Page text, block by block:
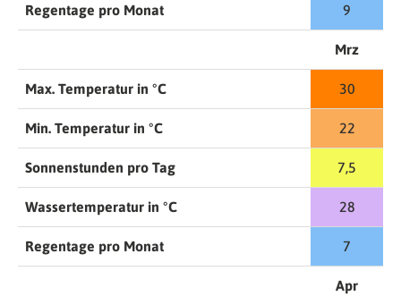
Regentage pro Monat 9
Mrz
Max. Temperatur in °C 30
Min. Temperatur in °C 22
Sonnenstunden pro Tag 7,5
Wassertemperatur in °C 28
Regentage pro Monat 7
Apr